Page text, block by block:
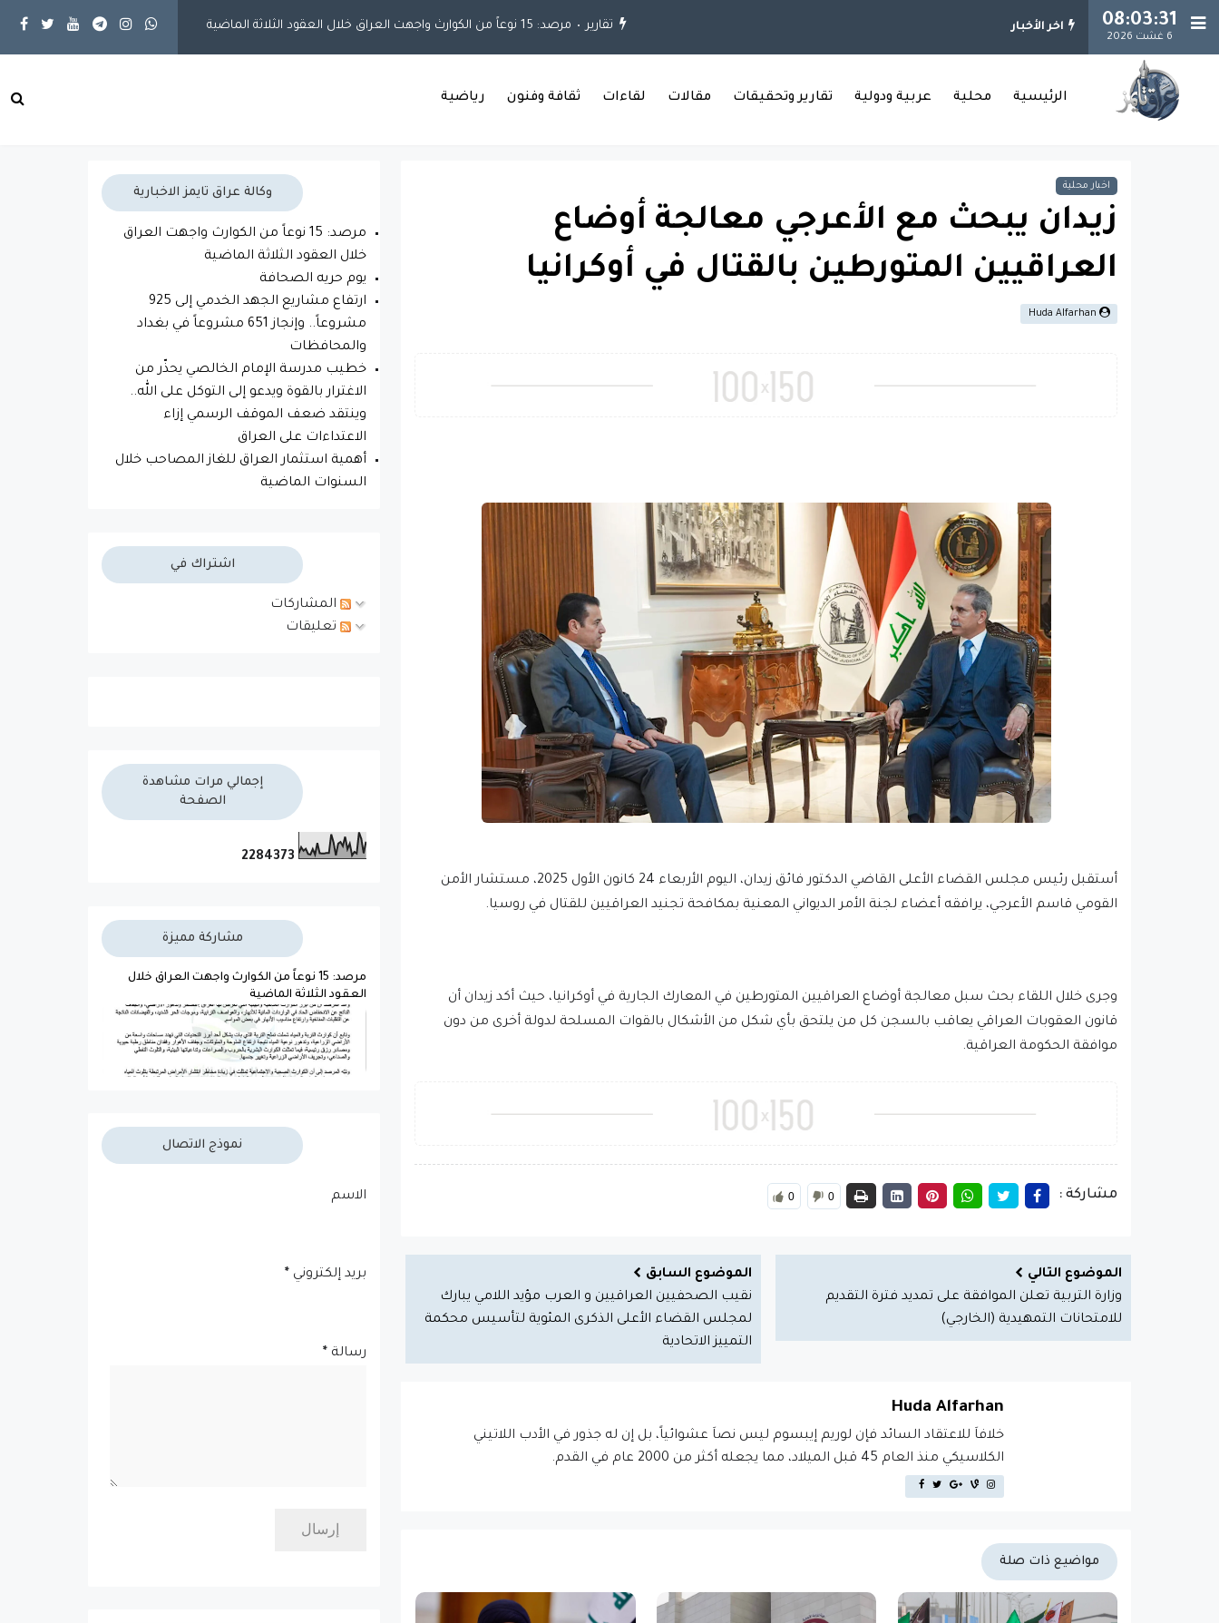
08:03:32
6 غشت 2026
اخر الأخبار مرصد: 15 نوعاً من الكوارث واجهت العراق خلال العقود الثلاثة الماضية مقالات يوم حريه الصحافة محلية
الرئيسية محلية عربية ودولية تقارير وتحقيقات مقالات لقاءات ثقافة وفنون رياضية
اخبار محلية
زيدان يبحث مع الأعرجي معالجة أوضاع
العراقيين المتورطين بالقتال في أوكرانيا
Huda Alfarhan
أستقبل رئيس مجلس القضاء الأعلى القاضي الدكتور فائق زيدان، اليوم الأربعاء 24 كانون الأول 2025، مستشار الأمن
القومي قاسم الأعرجي، يرافقه أعضاء لجنة الأمر الديواني المعنية بمكافحة تجنيد العراقيين للقتال في روسيا.
وجرى خلال اللقاء بحث سبل معالجة أوضاع العراقيين المتورطين في المعارك الجارية في أوكرانيا، حيث أكد زيدان أن
قانون العقوبات العراقي يعاقب بالسجن كل من يلتحق بأي شكل من الأشكال بالقوات المسلحة لدولة أخرى من دون
موافقة الحكومة العراقية.
مشاركة : 0 0
الموضوع التالي
وزارة التربية تعلن الموافقة على تمديد فترة التقديم
للامتحانات التمهيدية (الخارجي)
الموضوع السابق
نقيب الصحفيين العراقيين و العرب مؤيد اللامي يبارك
لمجلس القضاء الأعلى الذكرى المئوية لتأسيس محكمة
التمييز الاتحادية
Huda Alfarhan
خلافاَ للاعتقاد السائد فإن لوريم إيبسوم ليس نصاَ عشوائياً، بل إن له جذور في الأدب اللاتيني
الكلاسيكي منذ العام 45 قبل الميلاد، مما يجعله أكثر من 2000 عام في القدم.
مواضيع ذات صلة
وكالة عراق تايمز الاخبارية
مرصد: 15 نوعاً من الكوارث واجهت العراق
خلال العقود الثلاثة الماضية
يوم حريه الصحافة
ارتفاع مشاريع الجهد الخدمي إلى 925
مشروعاً.. وإنجاز 651 مشروعاً في بغداد
والمحافظات
خطيب مدرسة الإمام الخالصي يحذّر من
الاغترار بالقوة ويدعو إلى التوكل على الله..
وينتقد ضعف الموقف الرسمي إزاء
الاعتداءات على العراق
أهمية استثمار العراق للغاز المصاحب خلال
السنوات الماضية
اشتراك في
المشاركات
تعليقات
إجمالي مرات مشاهدة
الصفحة
2284373
مشاركة مميزة
مرصد: 15 نوعاً من الكوارث واجهت العراق خلال
العقود الثلاثة الماضية
نموذج الاتصال
الاسم
بريد إلكتروني *
رسالة *